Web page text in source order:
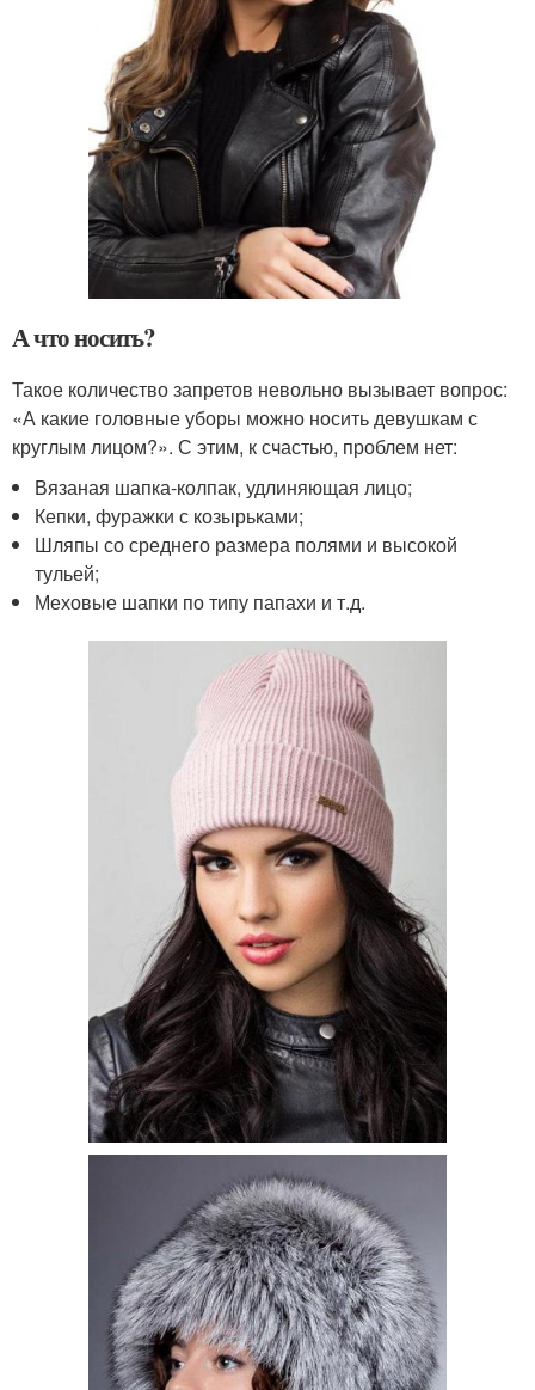
А что носить?
Такое количество запретов невольно вызывает вопрос:
«А какие головные уборы можно носить девушкам с
круглым лицом?». С этим, к счастью, проблем нет:
Вязаная шапка-колпак, удлиняющая лицо;
Кепки, фуражки с козырьками;
Шляпы со среднего размера полями и высокой
тульей;
Меховые шапки по типу папахи и т.д.